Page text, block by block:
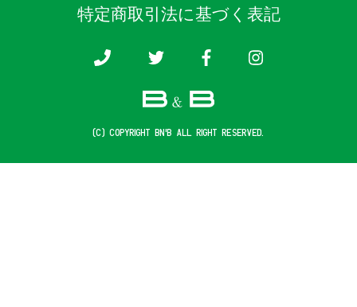
特定商取引法に基づく表記
(c) COPYRIGHT B&B ALL RIGHT RESERVED.